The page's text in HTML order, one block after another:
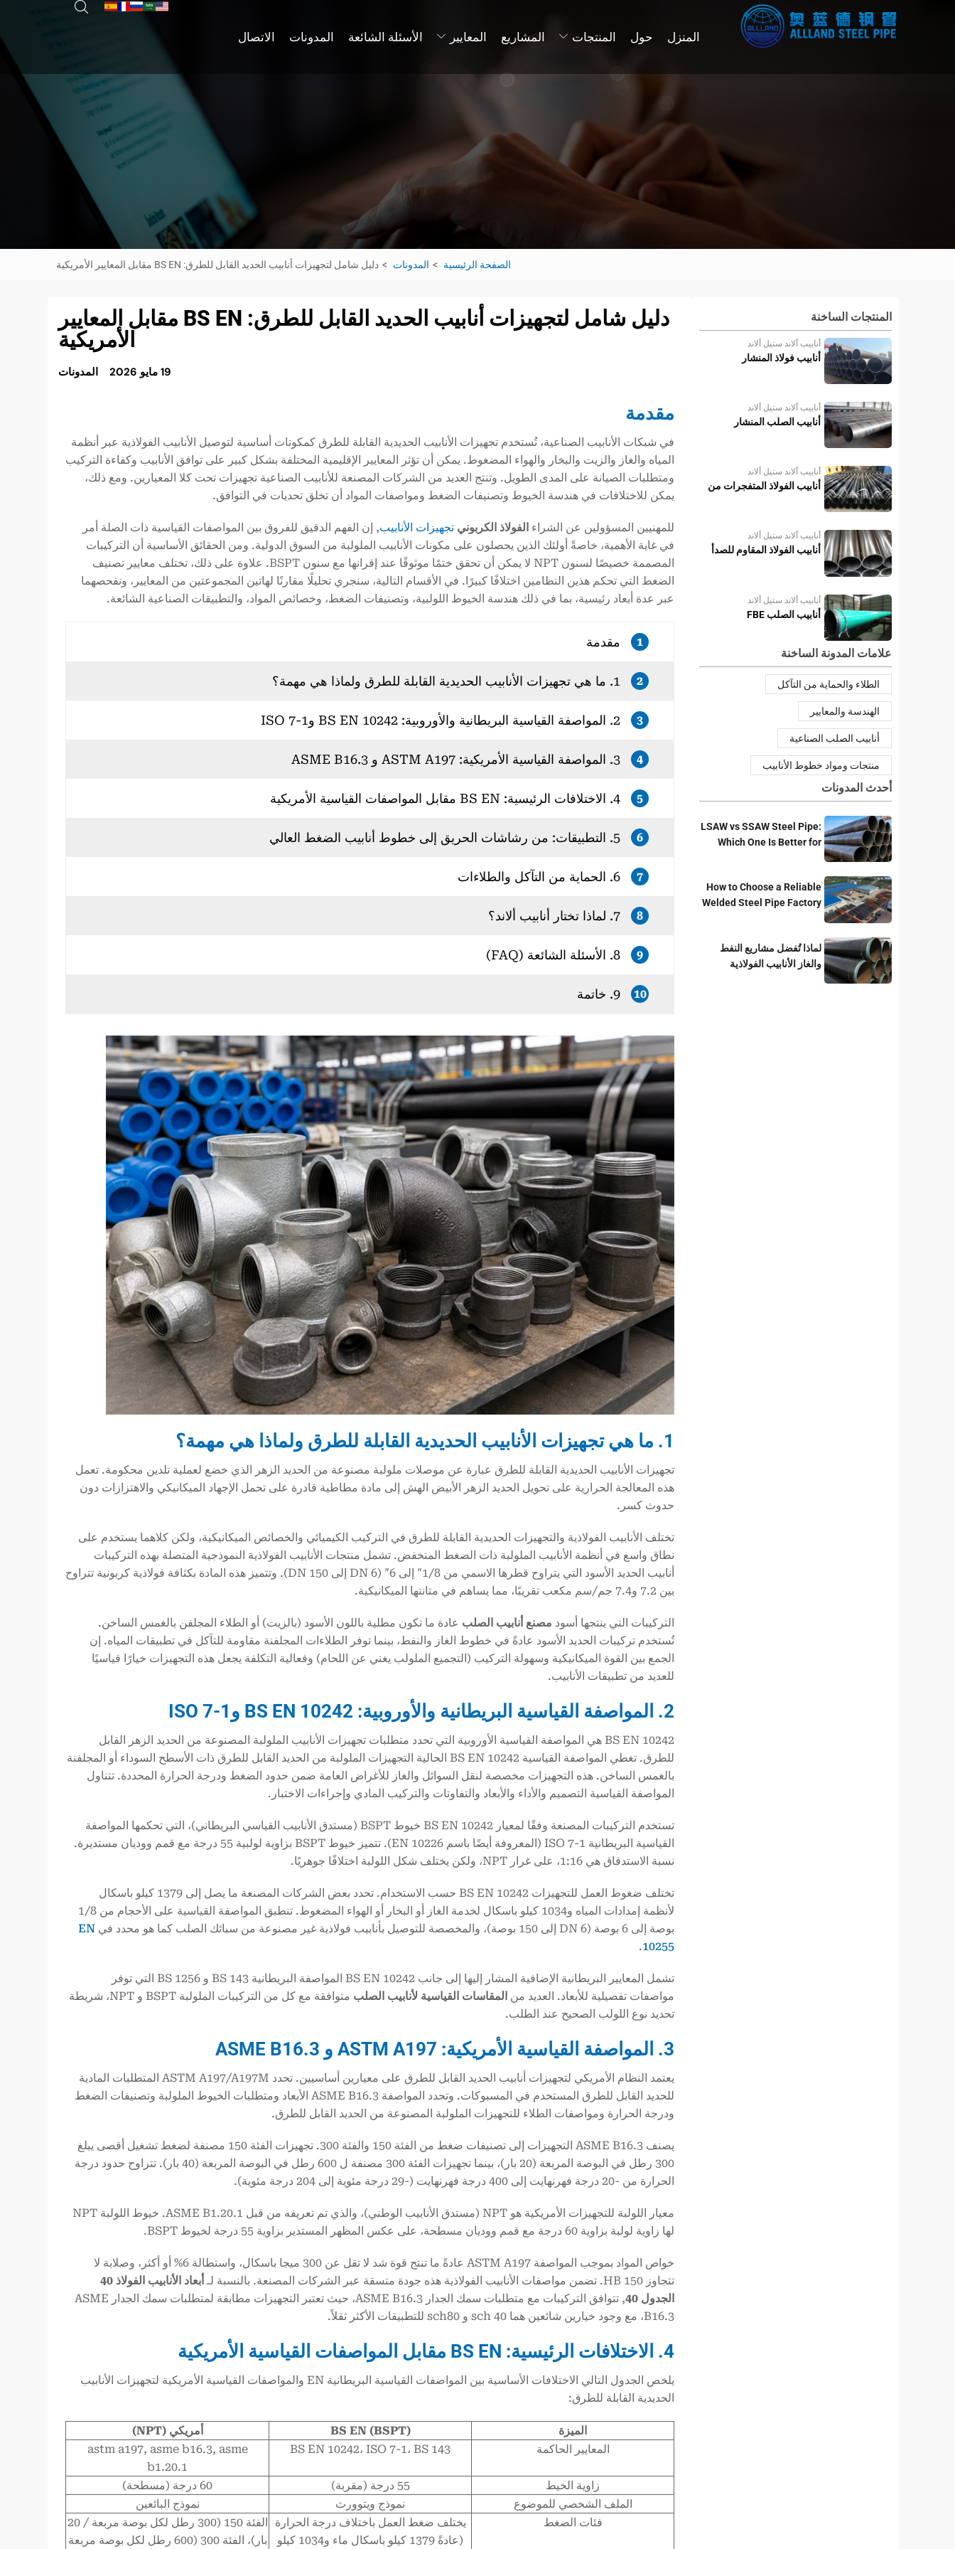
المنزل حول المنتجات المشاريع المعايير الأسئلة الشائعة المدونات الاتصال
الصفحة الرئيسية المدونات دليل شامل لتجهيزات أنابيب الحديد القابل للطرق: BS EN مقابل المعايير الأمريكية
المنتجات الساخنة
أنابيب ألاند ستيل ألاند
أنابيب فولاذ المنشار
أنابيب ألاند ستيل ألاند
أنابيب الصلب المنشار
أنابيب ألاند ستيل ألاند
أنابيب الفولاذ المتفجرات من
أنابيب ألاند ستيل ألاند
أنابيب الفولاذ المقاوم للصدأ
أنابيب ألاند ستيل ألاند
أنابيب الصلب FBE
علامات المدونة الساخنة
الطلاء والحماية من التآكل
الهندسة والمعايير
أنابيب الصلب الصناعية
منتجات ومواد خطوط الأنابيب
أحدث المدونات
LSAW vs SSAW Steel Pipe:
Which One Is Better for
How to Choose a Reliable
Welded Steel Pipe Factory
لماذا تُفضل مشاريع النفط
والغاز الأنابيب الفولاذية
دليل شامل لتجهيزات أنابيب الحديد القابل للطرق: BS EN مقابل المعايير
الأمريكية
19 مايو 2026 المدونات
مقدمة
في شبكات الأنابيب الصناعية، تُستخدم تجهيزات الأنابيب الحديدية القابلة للطرق كمكونات أساسية لتوصيل الأنابيب الفولاذية عبر أنظمة
المياه والغاز والزيت والبخار والهواء المضغوط. يمكن أن تؤثر المعايير الإقليمية المختلفة بشكل كبير على توافق الأنابيب وكفاءة التركيب
ومتطلبات الصيانة على المدى الطويل. وتنتج العديد من الشركات المصنعة للأنابيب الصناعية تجهيزات تحت كلا المعيارين. ومع ذلك،
يمكن للاختلافات في هندسة الخيوط وتصنيفات الضغط ومواصفات المواد أن تخلق تحديات في التوافق.
للمهنيين المسؤولين عن الشراء الفولاذ الكربوني تجهيزات الأنابيب, إن الفهم الدقيق للفروق بين المواصفات القياسية ذات الصلة أمر
في غاية الأهمية، خاصةً أولئك الذين يحصلون على مكونات الأنابيب الملولبة من السوق الدولية. ومن الحقائق الأساسية أن التركيبات
المصممة خصيصًا لسنون NPT لا يمكن أن تحقق ختمًا موثوقًا عند إقرانها مع سنون BSPT. علاوة على ذلك، تختلف معايير تصنيف
الضغط التي تحكم هذين النظامين اختلافًا كبيرًا. في الأقسام التالية، سنجري تحليلًا مقارنًا لهاتين المجموعتين من المعايير، ونفحصهما
عبر عدة أبعاد رئيسية، بما في ذلك هندسة الخيوط اللولبية، وتصنيفات الضغط، وخصائص المواد، والتطبيقات الصناعية الشائعة.
1 مقدمة
2 1. ما هي تجهيزات الأنابيب الحديدية القابلة للطرق ولماذا هي مهمة؟
3 2. المواصفة القياسية البريطانية والأوروبية: BS EN 10242 وISO 7-1
4 3. المواصفة القياسية الأمريكية: ASTM A197 و ASME B16.3
5 4. الاختلافات الرئيسية: BS EN مقابل المواصفات القياسية الأمريكية
6 5. التطبيقات: من رشاشات الحريق إلى خطوط أنابيب الضغط العالي
7 6. الحماية من التآكل والطلاءات
8 7. لماذا تختار أنابيب ألاند؟
9 8. الأسئلة الشائعة (FAQ)
10 9. خاتمة
1. ما هي تجهيزات الأنابيب الحديدية القابلة للطرق ولماذا هي مهمة؟
تجهيزات الأنابيب الحديدية القابلة للطرق عبارة عن موصلات ملولبة مصنوعة من الحديد الزهر الذي خضع لعملية تلدين محكومة. تعمل
هذه المعالجة الحرارية على تحويل الحديد الزهر الأبيض الهش إلى مادة مطاطية قادرة على تحمل الإجهاد الميكانيكي والاهتزازات دون
حدوث كسر.
تختلف الأنابيب الفولاذية والتجهيزات الحديدية القابلة للطرق في التركيب الكيميائي والخصائص الميكانيكية، ولكن كلاهما يستخدم على
نطاق واسع في أنظمة الأنابيب الملولبة ذات الضغط المنخفض. تشمل منتجات الأنابيب الفولاذية النموذجية المتصلة بهذه التركيبات
أنابيب الحديد الأسود التي يتراوح قطرها الاسمي من 1/8″ إلى 6″ (DN 6 إلى DN 150). وتتميز هذه المادة بكثافة فولاذية كربونية تتراوح
بين 7.2 و7.4 جم/سم مكعب تقريبًا، مما يساهم في متانتها الميكانيكية.
التركيبات التي ينتجها أسود مصنع أنابيب الصلب عادة ما تكون مطلية باللون الأسود (بالزيت) أو الطلاء المجلفن بالغمس الساخن.
تُستخدم تركيبات الحديد الأسود عادةً في خطوط الغاز والنفط، بينما توفر الطلاءات المجلفنة مقاومة للتآكل في تطبيقات المياه. إن
الجمع بين القوة الميكانيكية وسهولة التركيب (التجميع الملولب يغني عن اللحام) وفعالية التكلفة يجعل هذه التجهيزات خيارًا قياسيًا
للعديد من تطبيقات الأنابيب.
2. المواصفة القياسية البريطانية والأوروبية: BS EN 10242 وISO 7-1
BS EN 10242 هي المواصفة القياسية الأوروبية التي تحدد متطلبات تجهيزات الأنابيب الملولبة المصنوعة من الحديد الزهر القابل
للطرق. تغطي المواصفة القياسية BS EN 10242 الحالية التجهيزات الملولبة من الحديد القابل للطرق ذات الأسطح السوداء أو المجلفنة
بالغمس الساخن. هذه التجهيزات مخصصة لنقل السوائل والغاز للأغراض العامة ضمن حدود الضغط ودرجة الحرارة المحددة. تتناول
المواصفة القياسية التصميم والأداء والأبعاد والتفاوتات والتركيب المادي وإجراءات الاختبار.
تستخدم التركيبات المصنعة وفقًا لمعيار BS EN 10242 خيوط BSPT (مستدق الأنابيب القياسي البريطاني)، التي تحكمها المواصفة
القياسية البريطانية ISO 7-1 (المعروفة أيضًا باسم EN 10226). تتميز خيوط BSPT بزاوية لولبية 55 درجة مع قمم ووديان مستديرة.
نسبة الاستدقاق هي 1:16، على غرار NPT، ولكن يختلف شكل اللولبة اختلافًا جوهريًا.
تختلف ضغوط العمل للتجهيزات BS EN 10242 حسب الاستخدام. تحدد بعض الشركات المصنعة ما يصل إلى 1379 كيلو باسكال
لأنظمة إمدادات المياه و1034 كيلو باسكال لخدمة الغاز أو البخار أو الهواء المضغوط. تنطبق المواصفة القياسية على الأحجام من 1/8
بوصة إلى 6 بوصة (DN 6 إلى 150 بوصة)، والمخصصة للتوصيل بأنابيب فولاذية غير مصنوعة من سبائك الصلب كما هو محدد في
EN
10255
.
تشمل المعايير البريطانية الإضافية المشار إليها إلى جانب BS EN 10242 المواصفة البريطانية BS 143 و BS 1256 التي توفر
مواصفات تفصيلية للأبعاد. العديد من المقاسات القياسية لأنابيب الصلب
متوافقة مع كل من التركيبات الملولبة BSPT و NPT، شريطة
تحديد نوع اللولب الصحيح عند الطلب.
3. المواصفة القياسية الأمريكية: ASTM A197 و ASME B16.3
يعتمد النظام الأمريكي لتجهيزات أنابيب الحديد القابل للطرق على معيارين أساسيين. تحدد ASTM A197/A197M المتطلبات المادية
للحديد القابل للطرق المستخدم في المسبوكات. وتحدد المواصفة ASME B16.3 الأبعاد ومتطلبات الخيوط الملولبة وتصنيفات الضغط
ودرجة الحرارة ومواصفات الطلاء للتجهيزات الملولبة المصنوعة من الحديد القابل للطرق.
يصنف ASME B16.3 التجهيزات إلى تصنيفات ضغط من الفئة 150 والفئة 300. تجهيزات الفئة 150 مصنفة لضغط تشغيل أقصى يبلغ
300 رطل في البوصة المربعة (20 بار)، بينما تجهيزات الفئة 300 مصنفة ل 600 رطل في البوصة المربعة (40 بار). تتراوح حدود درجة
الحرارة من -20 درجة فهرنهايت إلى 400 درجة فهرنهايت (-29 درجة مئوية إلى 204 درجة مئوية).
معيار اللولبة للتجهيزات الأمريكية هو NPT (مستدق الأنابيب الوطني)، والذي تم تعريفه من قبل ASME B1.20.1. خيوط اللولبة NPT
لها زاوية لولبة بزاوية 60 درجة مع قمم ووديان مسطحة، على عكس المظهر المستدير بزاوية 55 درجة لخيوط BSPT.
خواص المواد بموجب المواصفة ASTM A197 عادةً ما تنتج قوة شد لا تقل عن 300 ميجا باسكال، واستطالة 6% أو أكثر، وصلابة لا
تتجاوز 150 HB. تضمن مواصفات الأنابيب الفولاذية هذه جودة متسقة عبر الشركات المصنعة. بالنسبة لـ
أبعاد الأنابيب الفولاذ 40
الجدول 40
, تتوافق التركيبات مع متطلبات سمك الجدار ASME B16.3، حيث تعتبر التجهيزات مطابقة لمتطلبات سمك الجدار ASME
B16.3، مع وجود خيارين شائعين هما sch 40 و sch80 للتطبيقات الأكثر ثقلاً.
4. الاختلافات الرئيسية: BS EN مقابل المواصفات القياسية الأمريكية
يلخص الجدول التالي الاختلافات الأساسية بين المواصفات القياسية البريطانية EN والمواصفات القياسية الأمريكية لتجهيزات الأنابيب
الحديدية القابلة للطرق:
الميزة BS EN (BSPT)
أمريكي (NPT)
المعايير الحاكمة
BS EN 10242، ISO 7-1، BS 143
astm a197, asme b16.3, asme
b1.20.1
زاوية الخيط
55 درجة (مقربة)
60 درجة (مسطحة)
الملف الشخصي للموضوع
نموذج ويتوورث
نموذج البائعين
فئات الضغط
يختلف ضغط العمل باختلاف درجة الحرارة
(عادةً 1379 كيلو باسكال ماء و1034 كيلو
الفئة 150 (300 رطل لكل بوصة مربعة / 20
بار)، الفئة 300 (600 رطل لكل بوصة مربعة